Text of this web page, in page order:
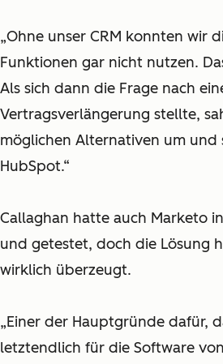
„Ohne unser CRM konnten wir
Funktionen gar nicht nutzen.
Als sich dann die Frage nach
Vertragsverlängerung stellte,
möglichen Alternativen um und
HubSpot.“
Callaghan hatte auch Marketo
und getestet, doch die Lösung
wirklich überzeugt.
„Einer der Hauptgründe dafür,
letztendlich für die Software